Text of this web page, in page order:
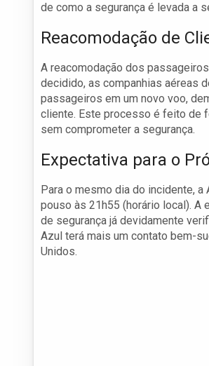
de como a segurança é levada a
Reacomodação de
A reacomodação dos
decidido, as companhias aéreas
passageiros em um novo voo,
cliente. Este processo é feito de
sem comprometer a segurança.
Expectativa para o
Para o mesmo dia do incidente,
pouso às 21h55 (horário local).
de segurança já devidamente
Azul terá mais um contato bem-
Unidos.